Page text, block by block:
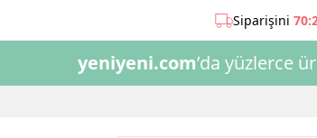
yeniyeni.com’da yüzlerce